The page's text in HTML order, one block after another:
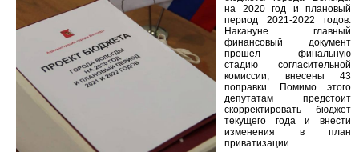
на 2020 год и плановый
период 2021-2022 годов.
Накануне главный
финансовый документ
прошел финальную
стадию согласительной
комиссии, внесены 43
поправки. Помимо этого
депутатам предстоит
скорректировать бюджет
текущего года и внести
изменения в план
приватизации.